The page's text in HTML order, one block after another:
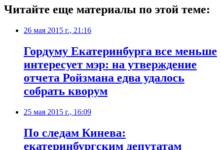
Читайте еще материалы по этой теме:
26 мая 2015 г., 21:16
Гордуму Екатеринбурга все меньше
интересует мэр: на утверждение
отчета Ройзмана едва удалось
собрать кворум
25 мая 2015 г., 16:09
По следам Кинева:
екатеринбургским депутатам